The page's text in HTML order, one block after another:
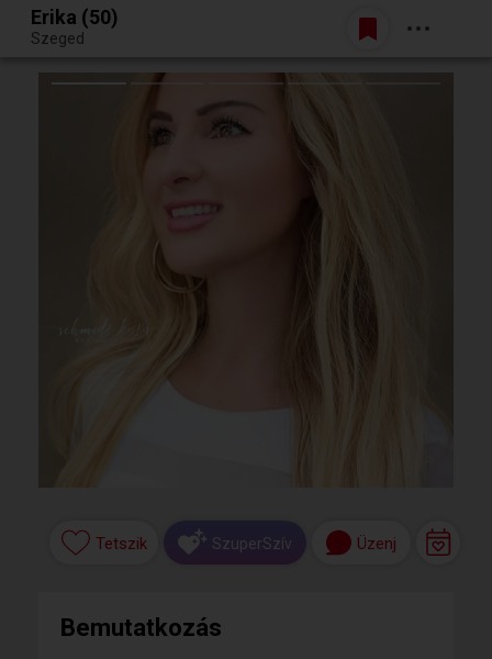
Egy jó randiból bármi lehet.
Belépés
Erika (50)
Szeged
Tetszik SzuperSzív Üzenj
Bemutatkozás